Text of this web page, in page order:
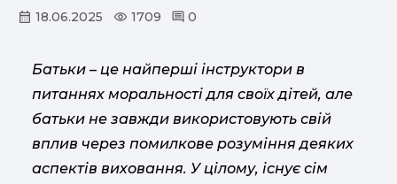
18.06.2025 1709 0
Батьки – це найперші інструктори в
питаннях моральності для своїх дітей, але
батьки не завжди використовують свій
вплив через помилкове розуміння деяких
аспектів виховання. У цілому, існує сім